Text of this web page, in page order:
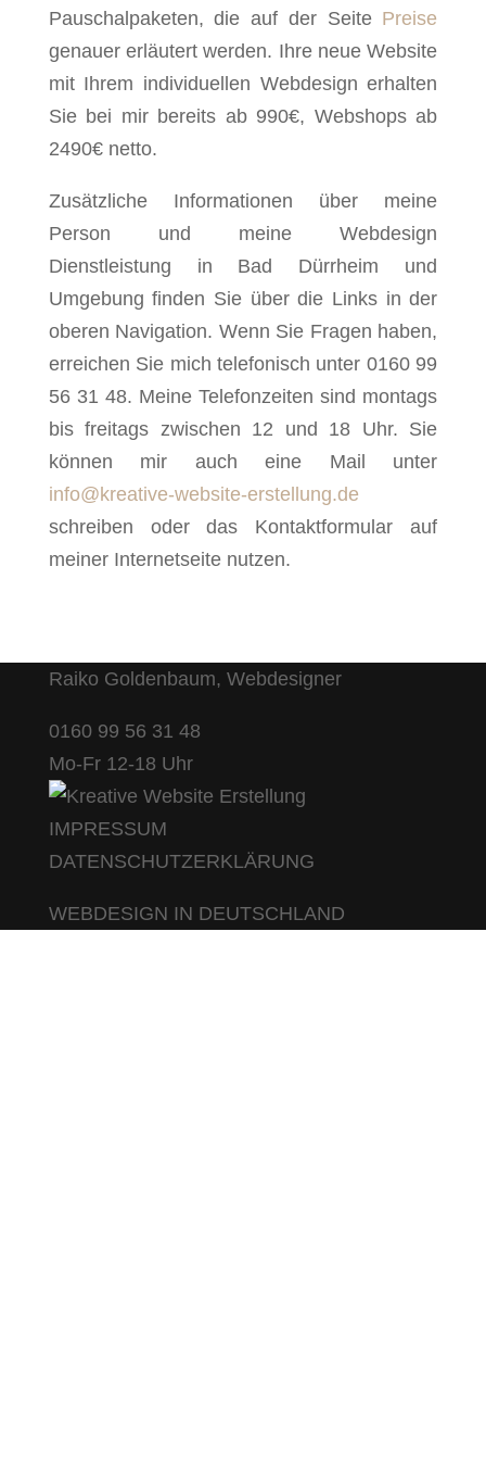
Pauschalpaketen, die auf der Seite Preise
genauer erläutert werden. Ihre neue Website
mit Ihrem individuellen Webdesign erhalten
Sie bei mir bereits ab 990€, Webshops ab
2490€ netto.
Zusätzliche Informationen über meine
Person und meine Webdesign
Dienstleistung in Bad Dürrheim und
Umgebung finden Sie über die Links in der
oberen Navigation. Wenn Sie Fragen haben,
erreichen Sie mich telefonisch unter 0160 99
56 31 48. Meine Telefonzeiten sind montags
bis freitags zwischen 12 und 18 Uhr. Sie
können mir auch eine Mail unter
info@kreative-website-erstellung.de
schreiben oder das Kontaktformular auf
meiner Internetseite nutzen.
Raiko Goldenbaum, Webdesigner
0160 99 56 31 48
Mo-Fr 12-18 Uhr
IMPRESSUM
DATENSCHUTZERKLÄRUNG
WEBDESIGN IN DEUTSCHLAND